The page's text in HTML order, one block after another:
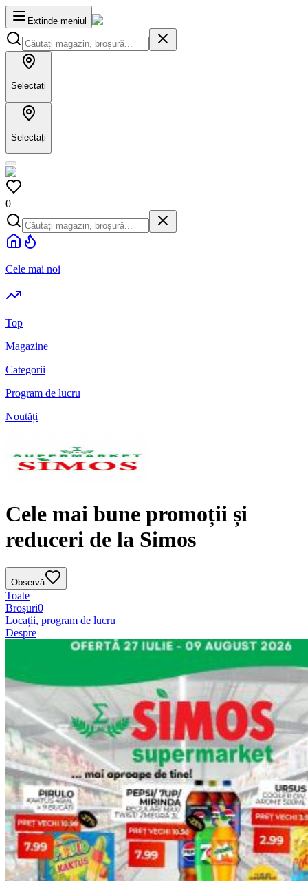
Extinde meniul
Selectați
Selectați
0
Cele mai noi
Top
Magazine
Categorii
Program de lucru
Noutăți
Cele mai bune promoții și
reduceri de la Simos
Observă
Toate
Broșuri0
Locații, program de lucru
Despre